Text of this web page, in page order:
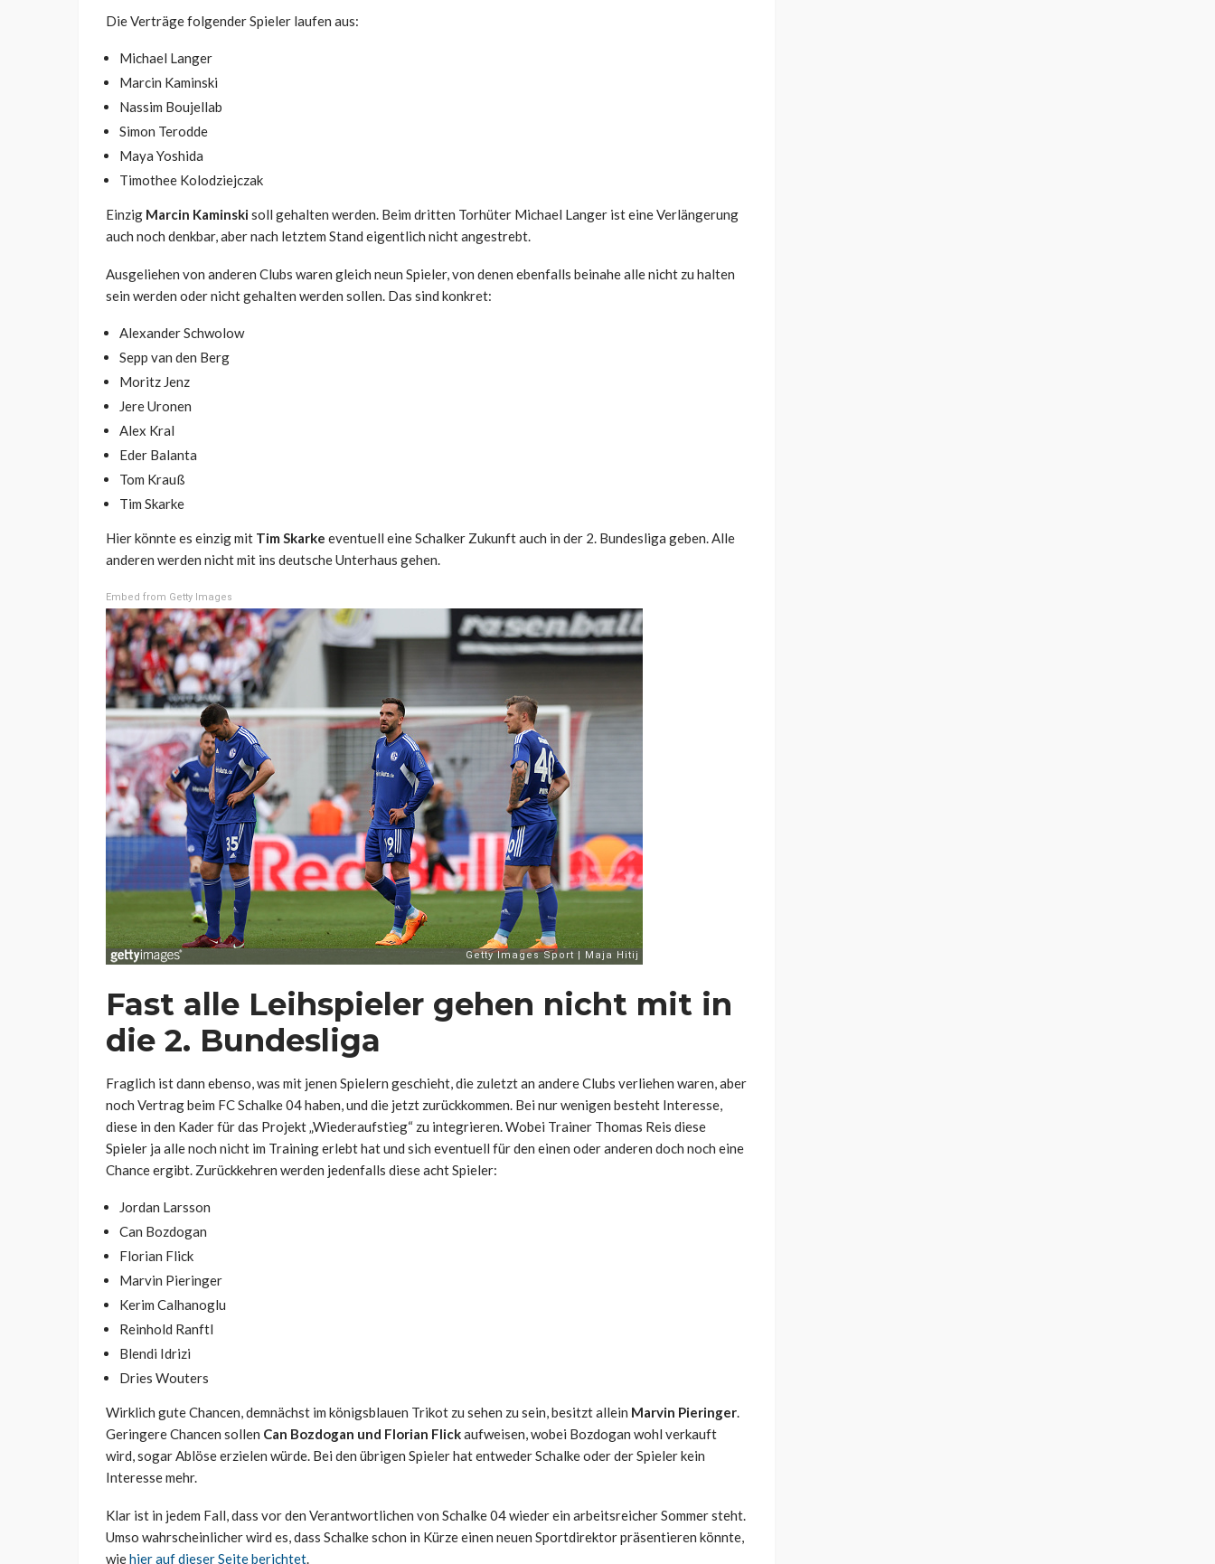
Die Verträge folgender Spieler laufen aus:
Michael Langer
Marcin Kaminski
Nassim Boujellab
Simon Terodde
Maya Yoshida
Timothee Kolodziejczak
Einzig Marcin Kaminskisoll gehalten werden. Beim dritten Torhüter Michael Langer ist eine Verlängerung
auch noch denkbar, aber nach letztem Stand eigentlich nicht angestrebt.
Ausgeliehen von anderen Clubs waren gleich neun Spieler, von denen ebenfalls beinahe alle nicht zu halten
sein werden oder nicht gehalten werden sollen. Das sind konkret:
Alexander Schwolow
Sepp van den Berg
Moritz Jenz
Jere Uronen
Alex Kral
Eder Balanta
Tom Krauß
Tim Skarke
Hier könnte es einzig mit Tim Skarke eventuell eine Schalker Zukunft auch in der 2. Bundesliga geben. Alle
anderen werden nicht mit ins deutsche Unterhaus gehen.
Embed from Getty Images
Fast alle Leihspieler gehen nicht mit in
die 2. Bundesliga
Fraglich ist dann ebenso, was mit jenen Spielern geschieht, die zuletzt an andere Clubs verliehen waren, aber
noch Vertrag beim FC Schalke 04 haben, und die jetzt zurückkommen. Bei nur wenigen besteht Interesse,
diese in den Kader für das Projekt „Wiederaufstieg“ zu integrieren. Wobei Trainer Thomas Reis diese
Spieler ja alle noch nicht im Training erlebt hat und sich eventuell für den einen oder anderen doch noch eine
Chance ergibt. Zurückkehren werden jedenfalls diese acht Spieler:
Jordan Larsson
Can Bozdogan
Florian Flick
Marvin Pieringer
Kerim Calhanoglu
Reinhold Ranftl
Blendi Idrizi
Dries Wouters
Wirklich gute Chancen, demnächst im königsblauen Trikot zu sehen zu sein, besitzt allein Marvin Pieringer.
Geringere Chancen sollen Can Bozdogan und Florian Flickaufweisen, wobei Bozdogan wohl verkauft
wird, sogar Ablöse erzielen würde. Bei den übrigen Spieler hat entweder Schalke oder der Spieler kein
Interesse mehr.
Klar ist in jedem Fall, dass vor den Verantwortlichen von Schalke 04 wieder ein arbeitsreicher Sommer steht.
Umso wahrscheinlicher wird es, dass Schalke schon in Kürze einen neuen Sportdirektor präsentieren könnte,
wiehier auf dieser Seite berichtet.